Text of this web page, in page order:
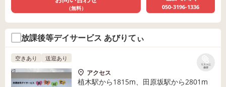
（無料） 050-3196-1336
放課後等デイサービス あびりてぃ
リストに
保存
空きあり 送迎あり
アクセス
植木駅から1815m、田原坂駅から2801m